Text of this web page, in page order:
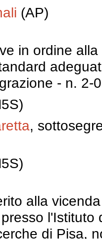
(AP)
in ordine
- n. 2-
,
alla
di Pisa,